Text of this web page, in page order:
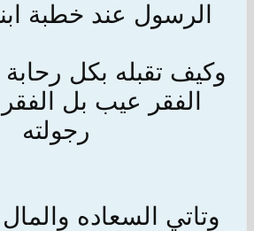
الرسول عند خطبة
وكيف تقبله بكل
الفقر عيب بل
رجولته
وتاتي السعاده